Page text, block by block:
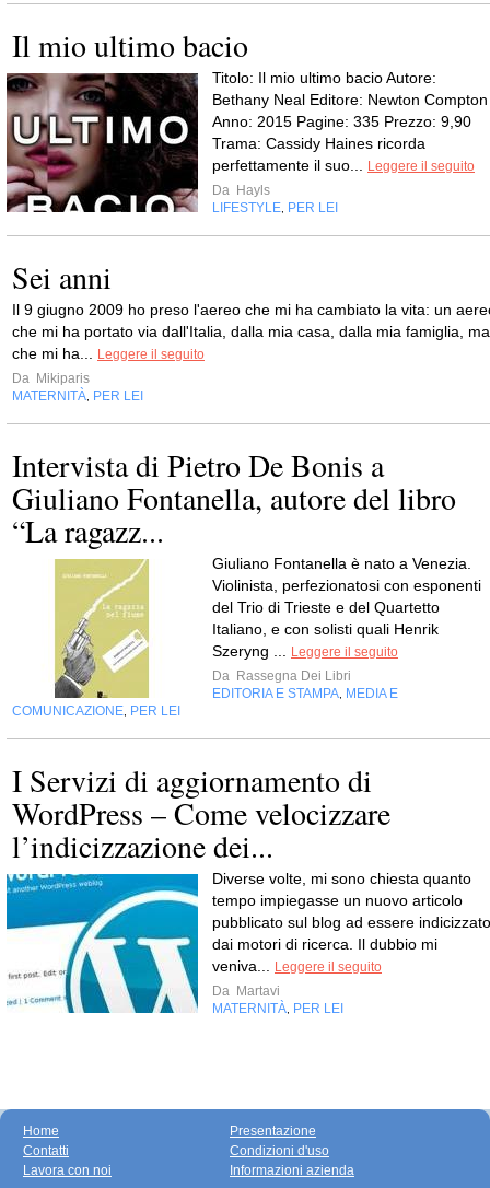
Il mio ultimo bacio
Titolo: Il mio ultimo bacio Autore:
Bethany Neal Editore: Newton Compton
Anno: 2015 Pagine: 335 Prezzo: 9,90
Trama: Cassidy Haines ricorda
perfettamente il suo...
Leggere il seguito
Da Hayls
LIFESTYLE PER LEI
Sei anni
Il 9 giugno 2009 ho preso l'aereo che mi ha cambiato la vita: un
che mi ha portato via dall'Italia, dalla mia casa, dalla mia famiglia, ma
che mi ha...
Leggere il seguito
Da Mikiparis
MATERNITÀ PER LEI
Intervista di Pietro De Bonis a
Giuliano Fontanella, autore del libro
“La ragazz...
Giuliano Fontanella è nato a Venezia.
Violinista, perfezionatosi con esponenti
del Trio di Trieste e del Quartetto
Italiano, e con solisti quali Henrik
Szeryng ...
Leggere il seguito
Da Rassegna Dei Libri
EDITORIA E STAMPA MEDIA E
COMUNICAZIONE PER LEI
I Servizi di aggiornamento di
WordPress – Come velocizzare
l’indicizzazione dei...
Diverse volte, mi sono chiesta quanto
tempo impiegasse un nuovo articolo
pubblicato sul blog ad essere indicizzato
dai motori di ricerca. Il dubbio mi
veniva...
Leggere il seguito
Da Martavi
MATERNITÀ PER LEI
Home
Contatti
Lavora con noi
Presentazione
Condizioni d'uso
Informazioni azienda